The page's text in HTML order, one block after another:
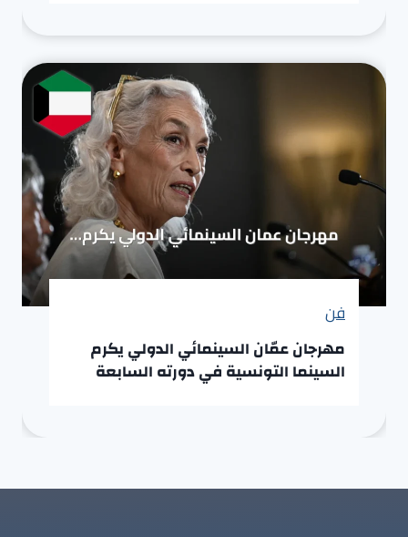
فن
مهرجان عمّان السينمائي الدولي يكرم
السينما التونسية في دورته السابعة